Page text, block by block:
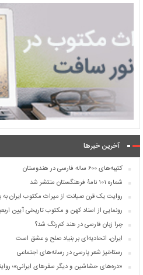
آخرین خبرها
کتیبه‌های ۶۰۰ ساله فارسی در هندوستان
شماره ۱۰۱ نامۀ فرهنگستان منتشر شد
روایت یک قرن صیانت از میراث مکتوب ایران به
رونمایی از اسناد کهن و مکتوب تاریخی آیین
چرا زبان فارسی در هند کم‌رنگ شد؟
ایران، اتحادیه‌ای بر بنیاد صلح و عشق است
رستاخیز شعر پارسی در رسانه‌های اجتماعی
«دره‌های حشاشین و دیگر سفرهای ایرانی»؛